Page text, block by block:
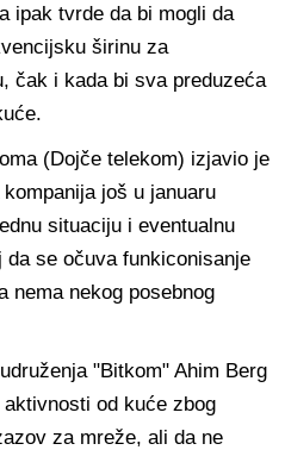
ipak tvrde da bi mogli da
širinu za
čak i kada bi sva preduzeća
(Dojče telekom) izjavio je
još u januaru
situaciju i eventualnu
se očuva funkiconisanje
nema nekog posebnog
"Bitkom" Ahim Berg
od kuće zbog
za mreže, ali da ne